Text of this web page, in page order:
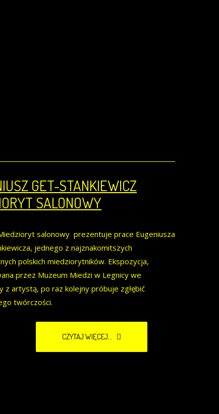
GET-STANKIEWICZ
SALONOWY
salonowy prezentuje prace Eugeniusza
jednego z najznakomitszych
polskich miedziorytników. Ekspozycja,
przez Muzeum Miedzi w Legnicy we
z artystą, po raz kolejny próbuje zgłębić
twórczości.
CZYTAJ WIĘCEJ...